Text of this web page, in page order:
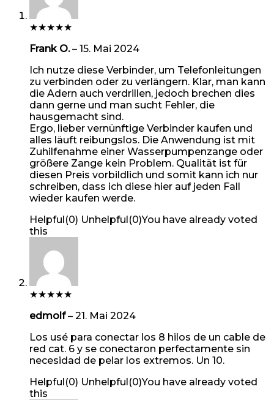
★★★★★
Frank O.– 15. Mai 2024
Ich nutze diese Verbinder, um Telefonleitungen
zu verbinden oder zu verlängern. Klar, man kann
die Adern auch verdrillen, jedoch brechen dies
dann gerne und man sucht Fehler, die
hausgemacht sind.
Ergo, lieber vernünftige Verbinder kaufen und
alles läuft reibungslos. Die Anwendung ist mit
Zuhilfenahme einer Wasserpumpenzange oder
größere Zange kein Problem. Qualität ist für
diesen Preis vorbildlich und somit kann ich nur
schreiben, dass ich diese hier auf jeden Fall
wieder kaufen werde.
Helpful(0) Unhelpful(0)You have already voted
this
★★★★★
edmolf– 21. Mai 2024
Los usé para conectar los 8 hilos de un cable de
red cat. 6 y se conectaron perfectamente sin
necesidad de pelar los extremos. Un 10.
Helpful(0) Unhelpful(0)You have already voted
this